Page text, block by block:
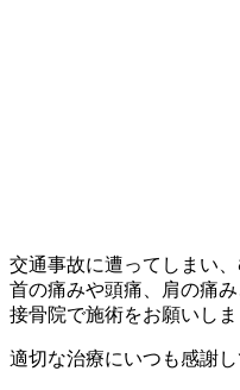
交通事故に遭ってしまい
首の痛みや頭痛、肩の痛
接骨院で施術をお願いしま
適切な治療にいつも感謝し